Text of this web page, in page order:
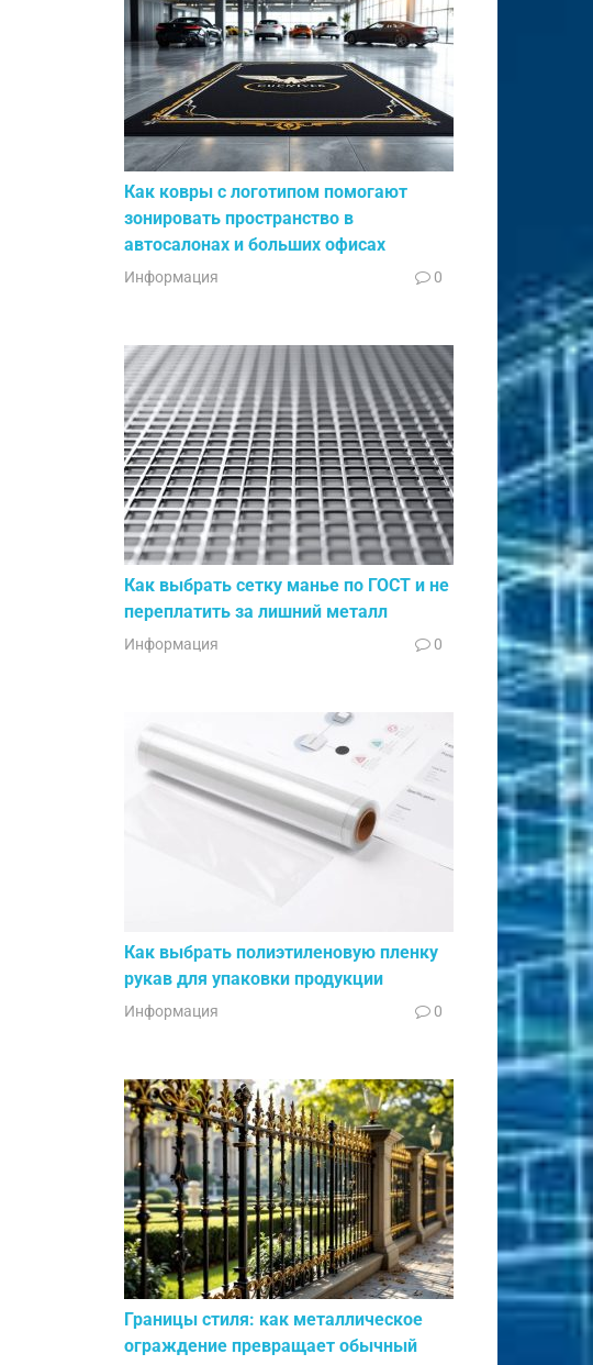
Как ковры с логотипом помогают
зонировать пространство в
автосалонах и больших офисах
Информация 0
Как выбрать сетку манье по ГОСТ и не
переплатить за лишний металл
Информация 0
Как выбрать полиэтиленовую пленку
рукав для упаковки продукции
Информация 0
Границы стиля: как металлическое
ограждение превращает обычный